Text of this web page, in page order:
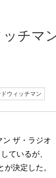
チマ
ウィッチマン
ザ・ラジオ
ているが、
決定した。